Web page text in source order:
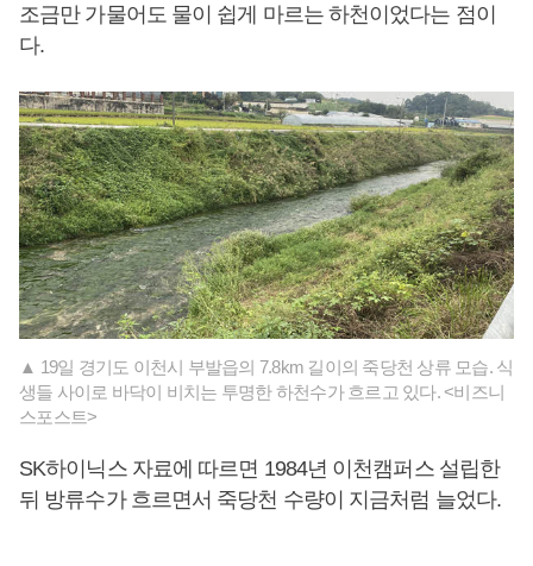
조금만 가물어도 물이 쉽게 마르는 하천이었다는 점이
다.
▲ 19일 경기도 이천시 부발읍의 7.8km 길이의 죽당천 상류 모습. 식
생들 사이로 바닥이 비치는 투명한 하천수가 흐르고 있다. <비즈니
스포스트>
SK하이닉스 자료에 따르면 1984년 이천캠퍼스 설립한
뒤 방류수가 흐르면서 죽당천 수량이 지금처럼 늘었다.